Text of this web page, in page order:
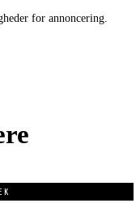
for annoncering.